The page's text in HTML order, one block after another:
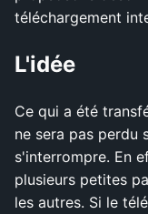
téléchargement
L'idée
Ce qui a été
ne sera pas perdu
s'interrompre. En
plusieurs petites
les autres. Si le